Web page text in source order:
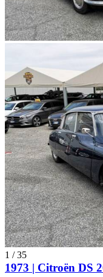
1 /35
1973 | Citroën DS